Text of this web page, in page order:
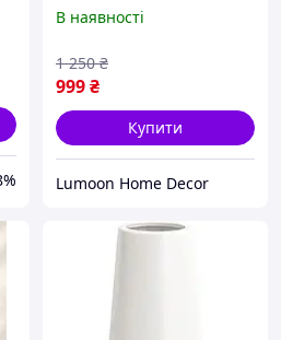
сухоцвітів та живих квітів
В наявності
999₴
1 250 ₴
Купити
Lumoon Home Decor